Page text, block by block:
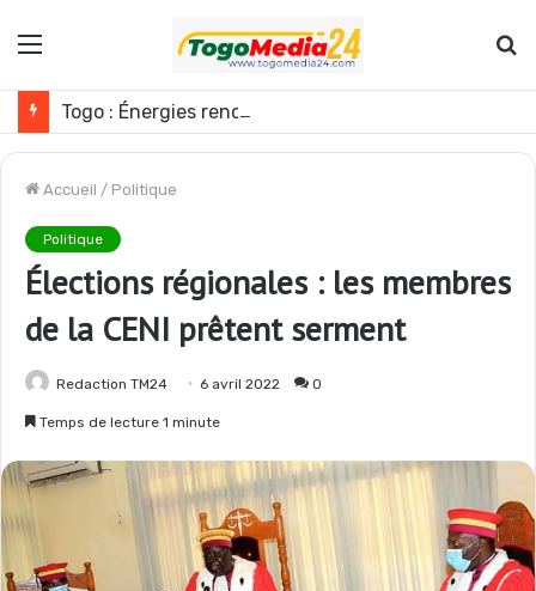
Menu
Accueil / Politique
Politique
Élections régionales : les membres
de la CENI prêtent serment
Redaction TM24 6 avril 2022 0
Temps de lecture 1 minute